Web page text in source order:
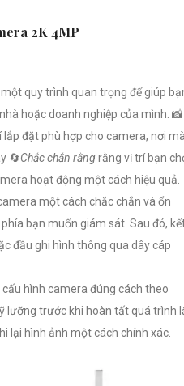
2K 4MP
quy trình quan trọng để giúp
hoặc doanh nghiệp của mình. 📸
lắp đặt phù hợp cho camera, nơi
🔄Chắc chắn rằngrằng vị trí bạn
hoạt động một cách hiệu quả.
một cách chắc chắn và ổn
bạn muốn giám sát. Sau đó,
đầu ghi hình thông qua dây cáp
hình camera đúng cách theo
lưỡng trước khi hoàn tất quá trình
lại hình ảnh một cách chính xác.